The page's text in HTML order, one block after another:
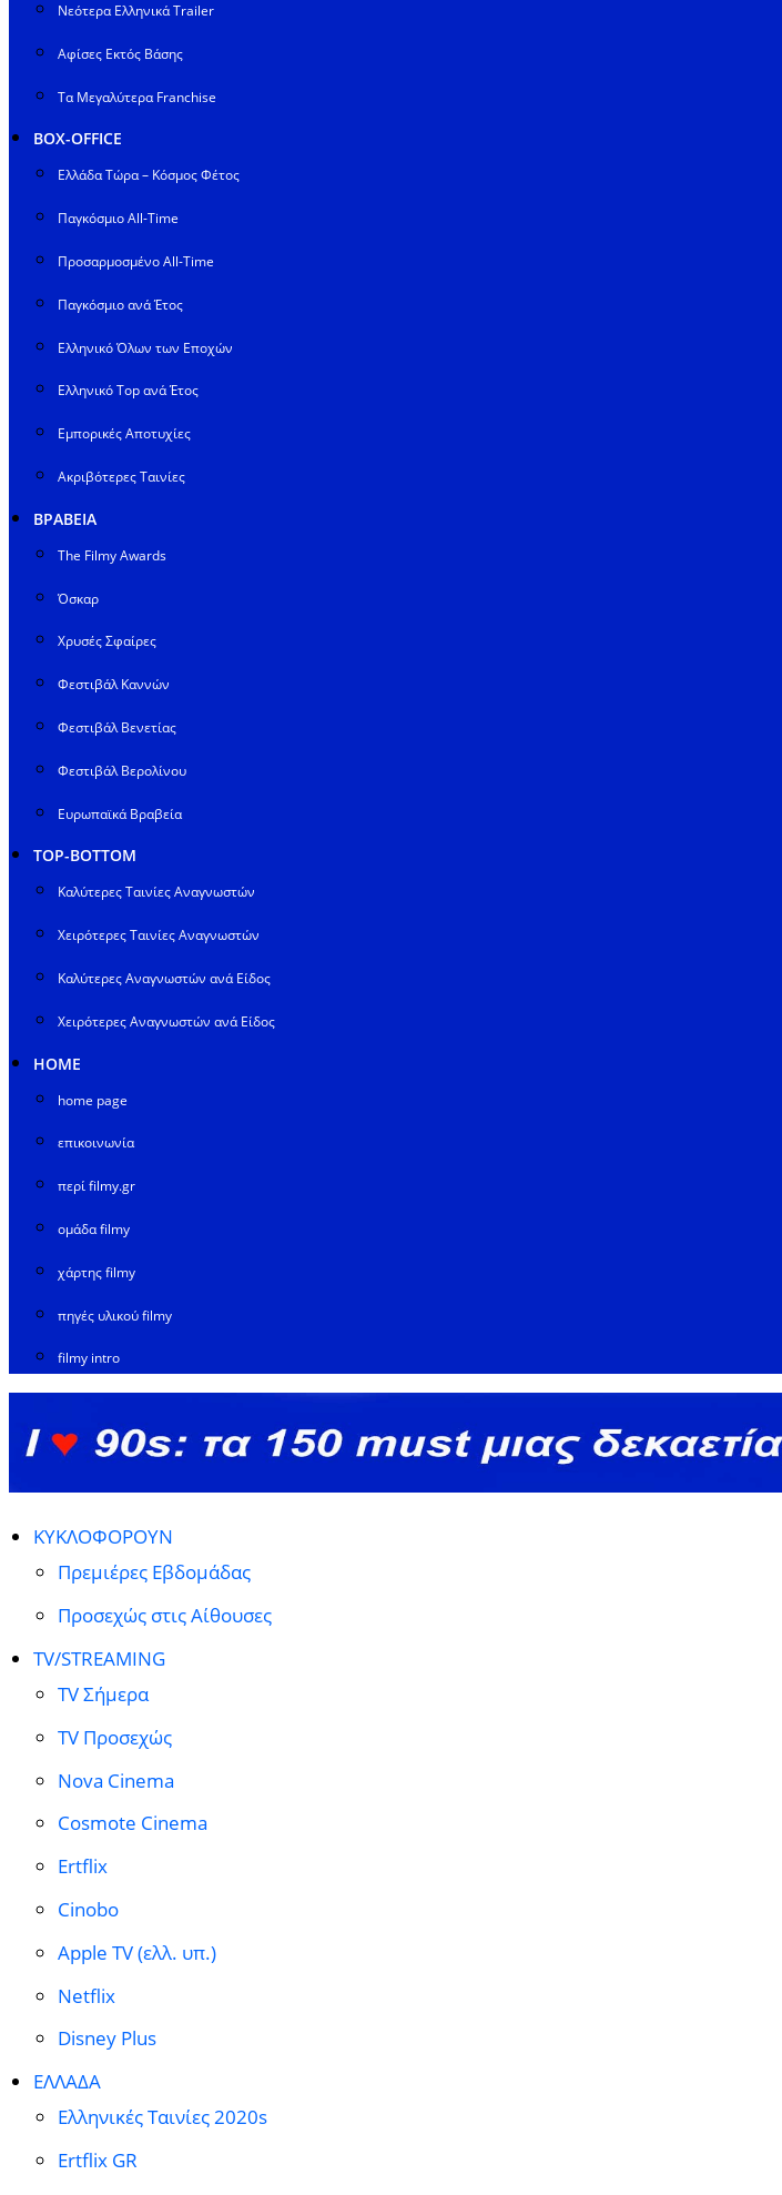
Νεότερα Ελληνικά Trailer
Αφίσες Εκτός Βάσης
Τα Μεγαλύτερα Franchise
BOX-OFFICE
Ελλάδα Τώρα – Κόσμος Φέτος
Παγκόσμιο All-Time
Προσαρμοσμένο All-Time
Παγκόσμιο ανά Έτος
Ελληνικό Όλων των Εποχών
Ελληνικό Top ανά Έτος
Εμπορικές Αποτυχίες
Ακριβότερες Ταινίες
ΒΡΑΒΕΙΑ
The Filmy Awards
Όσκαρ
Χρυσές Σφαίρες
Φεστιβάλ Καννών
Φεστιβάλ Βενετίας
Φεστιβάλ Βερολίνου
Ευρωπαϊκά Βραβεία
TOP-BOTTOM
Καλύτερες Ταινίες Αναγνωστών
Χειρότερες Ταινίες Αναγνωστών
Καλύτερες Αναγνωστών ανά Είδος
Χειρότερες Αναγνωστών ανά Είδος
HOME
home page
επικοινωνία
περί filmy.gr
ομάδα filmy
χάρτης filmy
πηγές υλικού filmy
filmy intro
ΚΥΚΛΟΦΟΡΟΥΝ
Πρεμιέρες Εβδομάδας
Προσεχώς στις Αίθουσες
TV/STREAMING
TV Σήμερα
TV Προσεχώς
Nova Cinema
Cosmote Cinema
Ertflix
Cinobo
Apple TV (ελλ. υπ.)
Netflix
Disney Plus
ΕΛΛΑΔΑ
Ελληνικές Ταινίες 2020s
Ertflix GR